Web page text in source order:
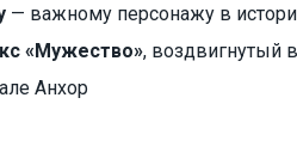
— важному персонажу в
«Мужество», воздвигнутый
Анхор